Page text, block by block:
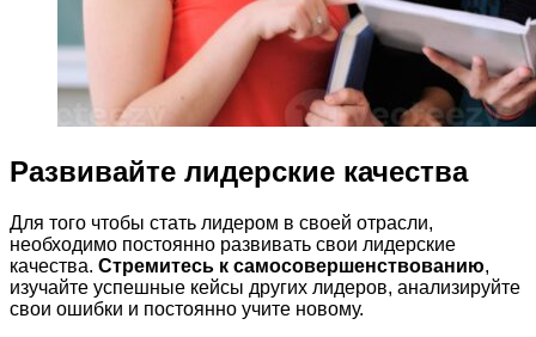
Развивайте лидерские качества
Для того чтобы стать лидером в своей отрасли,
необходимо постоянно развивать свои лидерские
качества. Стремитесь к самосовершенствованию,
изучайте успешные кейсы других лидеров, анализируйте
свои ошибки и постоянно учите новому.